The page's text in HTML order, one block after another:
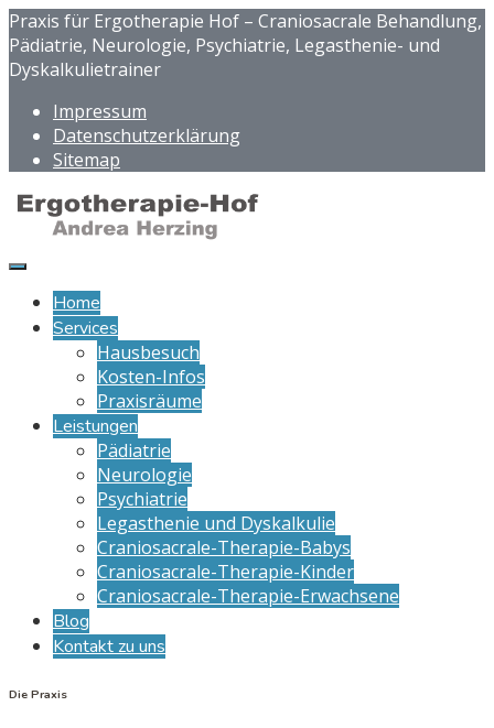
Praxis für Ergotherapie Hof – Craniosacrale Behandlung,
Pädiatrie, Neurologie, Psychiatrie, Legasthenie- und
Dyskalkulietrainer
Impressum
Datenschutzerklärung
Sitemap
Home
Services
Hausbesuch
Kosten-Infos
Praxisräume
Leistungen
Pädiatrie
Neurologie
Psychiatrie
Legasthenie und Dyskalkulie
Craniosacrale-Therapie-Babys
Craniosacrale-Therapie-Kinder
Craniosacrale-Therapie-Erwachsene
Blog
Kontakt zu uns
Die Praxis